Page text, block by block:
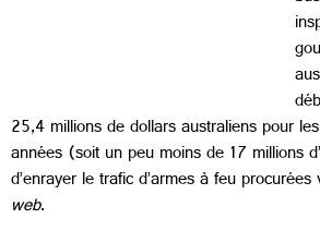
25,4 millions de dollars australiens pour
années (soit un peu moins de 17 millions
d’enrayer le trafic d’armes à feu
web.